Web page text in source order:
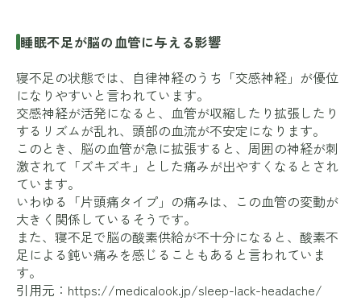
睡眠不足が脳の血管に与える影響
寝不足の状態では、自律神経のうち「交感神経」が優位
になりやすいと言われています。
交感神経が活発になると、血管が収縮したり拡張したり
するリズムが乱れ、頭部の血流が不安定になります。
このとき、脳の血管が急に拡張すると、周囲の神経が刺
激されて「ズキズキ」とした痛みが出やすくなるとされ
ています。
いわゆる「片頭痛タイプ」の痛みは、この血管の変動が
大きく関係しているそうです。
また、寝不足で脳の酸素供給が不十分になると、酸素不
足による鈍い痛みを感じることもあると言われていま
す。
引用元： https://medicalook.jp/sleep-lack-headache/